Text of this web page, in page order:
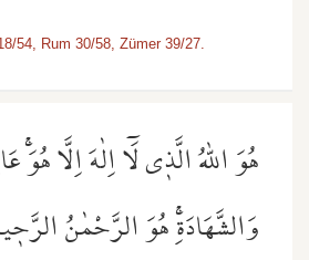
54, Rum 30/58, Zümer 39/27.
هُوَ اللّٰهُ الَّذ۪ي لَٓا اِلٰهَ اِلَّا هُوَۚ
وَالشَّهَادَةِۚ هُوَ الرَّحْمٰنُ